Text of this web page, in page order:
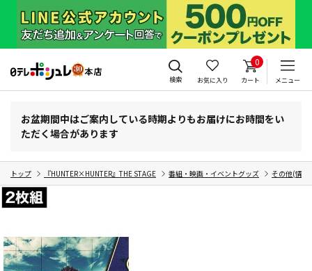
検索 お気に入り
0
カート メニュー
お盆期間中はご案内している時期よりもお届けにお時間をい
ただく場合があります
トップ 『HUNTER×HUNTER』THE STAGE 番組・映画・イベントグッズ その他(情報